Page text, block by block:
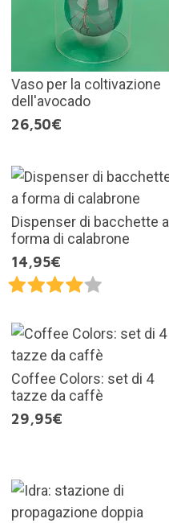
Vaso per la coltivazione
dell'avocado
26,50€
Dispenser di bacchette a
forma di calabrone
14,95€
Coffee Colors: set di 4
tazze da caffè
29,95€